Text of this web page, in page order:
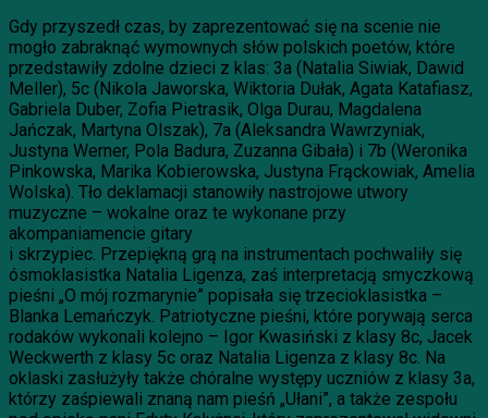
Gdy przyszedł czas, by zaprezentować się na scenie nie
mogło zabraknąć wymownych słów polskich poetów, które
przedstawiły zdolne dzieci z klas: 3a (Natalia Siwiak, Dawid
Meller), 5c (Nikola Jaworska, Wiktoria Dułak, Agata Katafiasz,
Gabriela Duber, Zofia Pietrasik, Olga Durau, Magdalena
Jańczak, Martyna Olszak), 7a (Aleksandra Wawrzyniak,
Justyna Werner, Pola Badura, Zuzanna Gibała) i 7b (Weronika
Pinkowska, Marika Kobierowska, Justyna Frąckowiak, Amelia
Wolska). Tło deklamacji stanowiły nastrojowe utwory
muzyczne – wokalne oraz te wykonane przy
akompaniamencie gitary
i skrzypiec. Przepiękną grą na instrumentach pochwaliły się
ósmoklasistka Natalia Ligenza, zaś interpretacją smyczkową
pieśni „O mój rozmarynie” popisała się trzecioklasistka –
Blanka Lemańczyk. Patriotyczne pieśni, które porywają serca
rodaków wykonali kolejno – Igor Kwasiński z klasy 8c, Jacek
Weckwerth z klasy 5c oraz Natalia Ligenza z klasy 8c. Na
oklaski zasłużyły także chóralne występy uczniów z klasy 3a,
którzy zaśpiewali znaną nam pieśń „Ułani”, a także zespołu